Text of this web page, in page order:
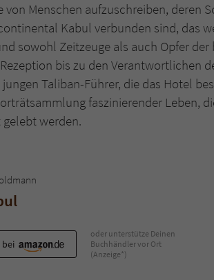
von Menschen aufzuschreiben, deren
Kabul verbunden sind, das
sowohl Zeitzeuge als auch Opfer der
bis zu den Verantwortlichen
Taliban-Führer, die das Hotel
faszinierender Leben,
werden.
oder unterstütze Deinen
Buchhändler vor Ort
(Anzeige*)
Name
Anbieter Literatur-
Laufzeit 1 Jahr
Zweck
Laufzeit Session